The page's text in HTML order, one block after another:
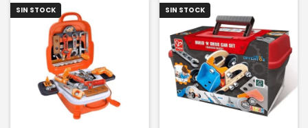
SIN STOCK SIN STOCK